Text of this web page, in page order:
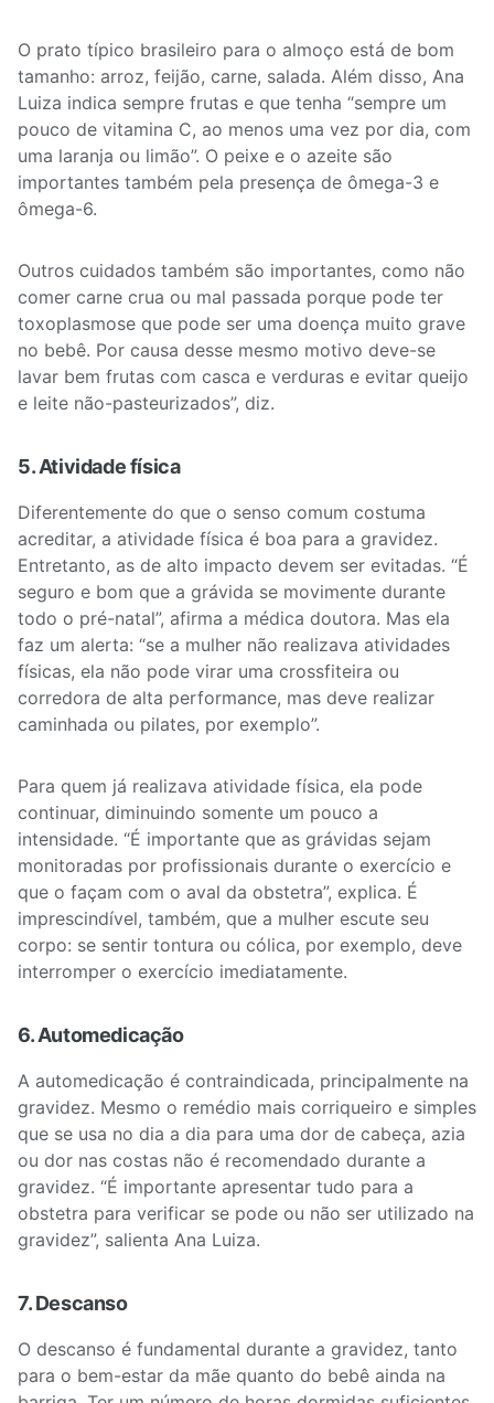
O prato típico brasileiro para o almoço está de bom
tamanho: arroz, feijão, carne, salada. Além disso, Ana
Luiza indica sempre frutas e que tenha “sempre um
pouco de vitamina C, ao menos uma vez por dia, com
uma laranja ou limão”. O peixe e o azeite são
importantes também pela presença de ômega-3 e
ômega-6.
Outros cuidados também são importantes, como não
comer carne crua ou mal passada porque pode ter
toxoplasmose que pode ser uma doença muito grave
no bebê. Por causa desse mesmo motivo deve-se
lavar bem frutas com casca e verduras e evitar queijo
e leite não-pasteurizados”, diz.
5. Atividade física
Diferentemente do que o senso comum costuma
acreditar, a atividade física é boa para a gravidez.
Entretanto, as de alto impacto devem ser evitadas. “É
seguro e bom que a grávida se movimente durante
todo o pré-natal”, afirma a médica doutora. Mas ela
faz um alerta: “se a mulher não realizava atividades
físicas, ela não pode virar uma crossfiteira ou
corredora de alta performance, mas deve realizar
caminhada ou pilates, por exemplo”.
Para quem já realizava atividade física, ela pode
continuar, diminuindo somente um pouco a
intensidade. “É importante que as grávidas sejam
monitoradas por profissionais durante o exercício e
que o façam com o aval da obstetra”, explica. É
imprescindível, também, que a mulher escute seu
corpo: se sentir tontura ou cólica, por exemplo, deve
interromper o exercício imediatamente.
6. Automedicação
A automedicação é contraindicada, principalmente na
gravidez. Mesmo o remédio mais corriqueiro e simples
que se usa no dia a dia para uma dor de cabeça, azia
ou dor nas costas não é recomendado durante a
gravidez. “É importante apresentar tudo para a
obstetra para verificar se pode ou não ser utilizado na
gravidez”, salienta Ana Luiza.
7. Descanso
O descanso é fundamental durante a gravidez, tanto
para o bem-estar da mãe quanto do bebê ainda na